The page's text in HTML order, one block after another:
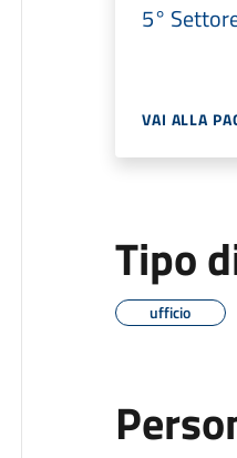
5°
VAI ALLA
Tipo
ufficio